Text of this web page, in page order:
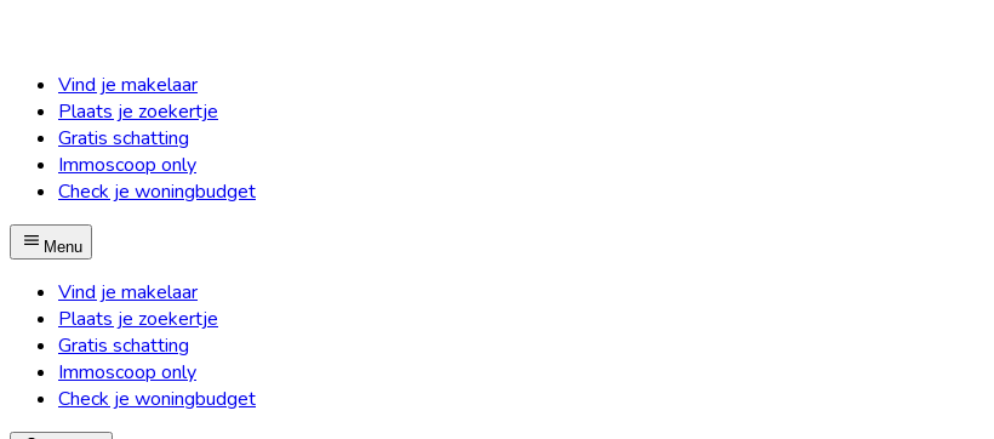
Vind je makelaar
Plaats je zoekertje
Gratis schatting
Immoscoop only
Check je woningbudget
Menu
Vind je makelaar
Plaats je zoekertje
Gratis schatting
Immoscoop only
Check je woningbudget